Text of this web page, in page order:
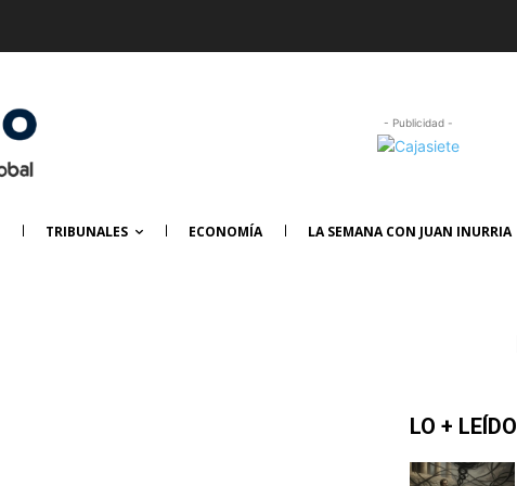
- Publicidad -
TRIBUNALES ECONOMÍA LA SEMANA CON JUAN INURRIA
LO + LEÍDO